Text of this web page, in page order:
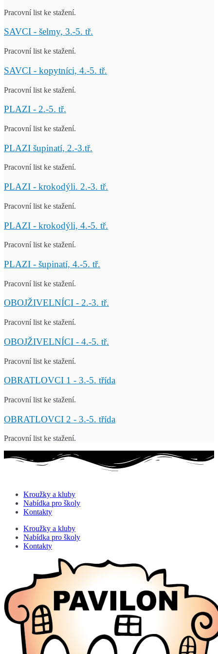
Pracovní list ke stažení.
SAVCI - šelmy, 3.-5. tř.
Pracovní list ke stažení.
SAVCI - kopytníci, 4.-5. tř.
Pracovní list ke stažení.
PLAZI - 2.-5. tř.
Pracovní list ke stažení.
PLAZI šupinatí, 2.-3.tř.
Pracovní list ke stažení.
PLAZI - krokodýli. 2.-3. tř.
Pracovní list ke stažení.
PLAZI - krokodýli, 4.-5. tř.
Pracovní list ke stažení.
PLAZI - šupinatí, 4.-5. tř.
Pracovní list ke stažení.
OBOJŽIVELNÍCI - 2.-3. tř.
Pracovní list ke stažení.
OBOJŽIVELNÍCI - 4.-5. tř.
Pracovní list ke stažení.
OBRATLOVCI 1 - 3.-5. třída
Pracovní list ke stažení.
OBRATLOVCI 2 - 3.-5. třída
Pracovní list ke stažení.
Kroužky a kluby
Nabídka pro školy
Kontakty
Kroužky a kluby
Nabídka pro školy
Kontakty